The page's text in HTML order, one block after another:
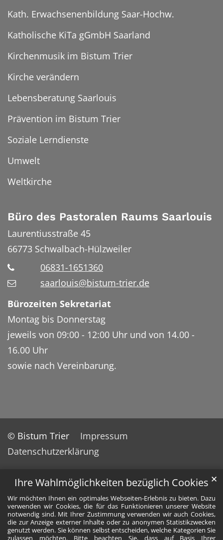
Ihre Wahlmöglichkeiten bezüglich Cookies
Wir möchten Ihnen ein optimales Webseiten-Erlebnis zu bieten. Dazu
verwenden wir Cookies, die für das Funktionieren unserer Website
notwendig sind. Mit Ihrer Zustimmung verwenden wir auch Cookies,
die zur Anzeige externer Inhalte oder zu anonymen Statistikzwecken
genutzt werden. Sie können selbst entscheiden, welche Kategorien Sie
zulassen möchten. Bitte beachten Sie, dass auf Basis Ihrer
✕
Kath. Erwachsenenbildung Saar-Hochw.
Katholische KiTa gGmbH Saarland
Kirchenmusik im Bistum Trier
Kirche verändern
Lebensberatung Saarlouis
Prävention im Bistum Trier
Soziale Lerndienste
Umwelt
Weltkirche
Büro des Pastoralen Raums Saarlouis
Laurentiusstraße 45
66773 Schwalbach-Hülzweiler
06831-1651360
saarlouis@bistum-trier.de
Bürozeiten Sekretariat
Montag bis Donnerstag
jeweils von 09:00 - 12:00 Uhr und von 14.00 -
16.00 Uhr
sowie nach Vereinbarung.
© Bistum Trier
Impressum
Datenschutzerklärung